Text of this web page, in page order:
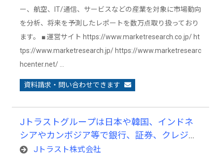
ー、航空、IT/通信、サービスなどの産業を対象に市場動向
を分析、将来を予測したレポートを数万点取り扱っており
ます。 ■ 運営サイト https://www.marketresearch.co.jp/ ht
tps://www.marketresearch.jp/ https://www.marketresearc
hcenter.net/ …
資料請求・問い合わせできます
Jトラストグループは日本や韓国、インドネ
シアやカンボジア等で銀行、証券、クレジッ
トカード・信販、信用保証、サービサー、不
Jトラスト株式会社